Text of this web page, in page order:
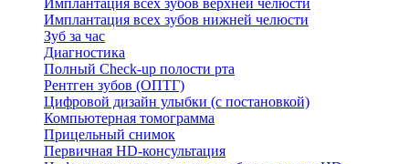
Имплантация всех зубов верхней челюсти
Имплантация всех зубов нижней челюсти
Зуб за час
Диагностика
Полный Check-up полости рта
Рентген зубов (ОПТГ)
Цифровой дизайн улыбки (с постановкой)
Компьютерная томограмма
Прицельный снимок
Первичная HD-консультация